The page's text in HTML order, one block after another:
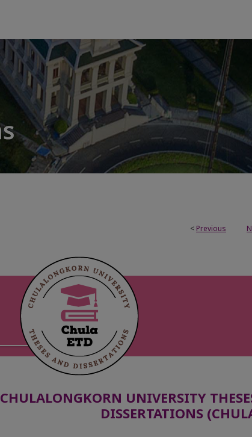
< Previous
CHULALONGKORN UNIVERSITY
DISSERTATIONS